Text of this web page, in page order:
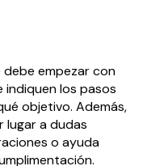
debe empezar con
los pasos
objetivo. Además,
lugar a dudas
o ayuda